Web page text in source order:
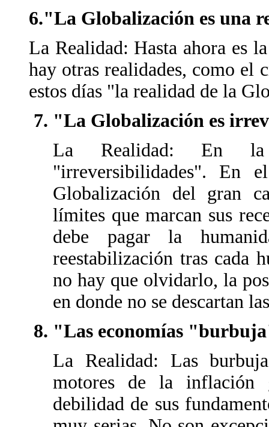
6."La Globalización es una
La Realidad: Hasta ahora es
hay otras realidades, como el
estos días "la realidad de la
"La Globalización es
La Realidad: En la
"irreversibilidades". En
Globalización del gran
límites que marcan sus
debe pagar la
reestabilización tras cada
no hay que olvidarlo, la
en donde no se descartan
"Las economías
La Realidad: Las
motores de la inflación
debilidad de sus